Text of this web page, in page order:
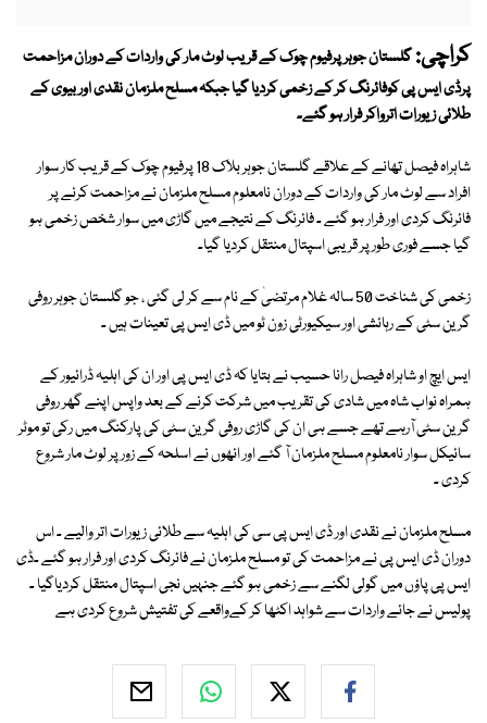
کراچی:گلستان جوہر پرفیوم چوک کے قریب لوٹ مار کی واردات کے دوران مزاحمت
پرڈی ایس پی کوفائرنگ کر کے زخمی کردیا گیا جبکہ مسلح ملزمان نقدی اور بیوی کے
طلائی زیورات اترواکر فرار ہو گئے۔
شاہراہ فیصل تھانے کے علاقے گلستان جوہر بلاک 18 پرفیوم چوک کے قریب کار سوار
افراد سے لوٹ مار کی واردات کے دوران نامعلوم مسلح ملزمان نے مزاحمت کرنے پر
فائرنگ کردی اور فرار ہو گئے ۔ فائرنگ کے نتیجے میں گاڑی میں سوار شخص زخمی ہو
گیا جسے فوری طور پر قریبی اسپتال منتقل کردیا گیا۔
زخمی کی شناخت 50 سالہ غلام مرتضیٰ کے نام سے کر لی گئی ، جو گلستان جوہر روفی
گرین سٹی کے رہائشی اور سیکیورٹی زون ٹو میں ڈی ایس پی تعینات ہیں ۔
ایس ایچ او شاہراہ فیصل رانا حسیب نے بتایا کہ ڈی ایس پی اور ان کی اہلیہ ڈرائیور کے
ہمراہ نواب شاہ میں شادی کی تقریب میں شرکت کرنے کے بعد واپس اپنے گھر روفی
گرین سٹی آرہے تھے جسے ہی ان کی گاڑی روفی گرین سٹی کی پارکنگ میں رکی تو موٹر
سائیکل سوار نامعلوم مسلح ملزمان آ گئے اور انھوں نے اسلحہ کے زور پر لوٹ مار شروع
کردی ۔
مسلح ملزمان نے نقدی اور ڈی ایس پی سی کی اہلیہ سے طلائی زیورات اتر والیے ۔ اس
دوران ڈی ایس پی نے مزاحمت کی تو مسلح ملزمان نے فائرنگ کردی اور فرار ہو گئے ۔ڈی
ایس پی پاؤں میں گولی لگنے سے زخمی ہو گئے جنہیں نجی اسپتال منتقل کردیاگیا ۔
پولیس نے جائے واردات سے شواہد اکٹھا کر کےواقعے کی تفتیش شروع کردی ہے